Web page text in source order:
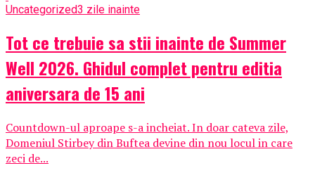
Uncategorized3 zile inainte
Tot ce trebuie sa stii inainte de Summer
Well 2026. Ghidul complet pentru editia
aniversara de 15 ani
Countdown-ul aproape s-a incheiat. In doar cateva zile,
Domeniul Stirbey din Buftea devine din nou locul in care
zeci de...